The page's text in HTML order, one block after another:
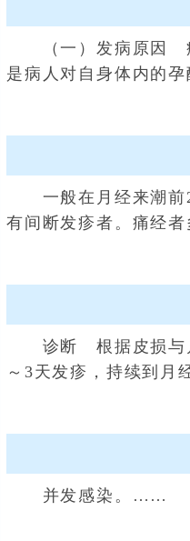
（一）发病原因 病
是病人对自身体内的
一般在月经来潮前2
有间断发疹者。痛经
诊断 根据皮损与月
～3天发疹，持续到
并发感染。……